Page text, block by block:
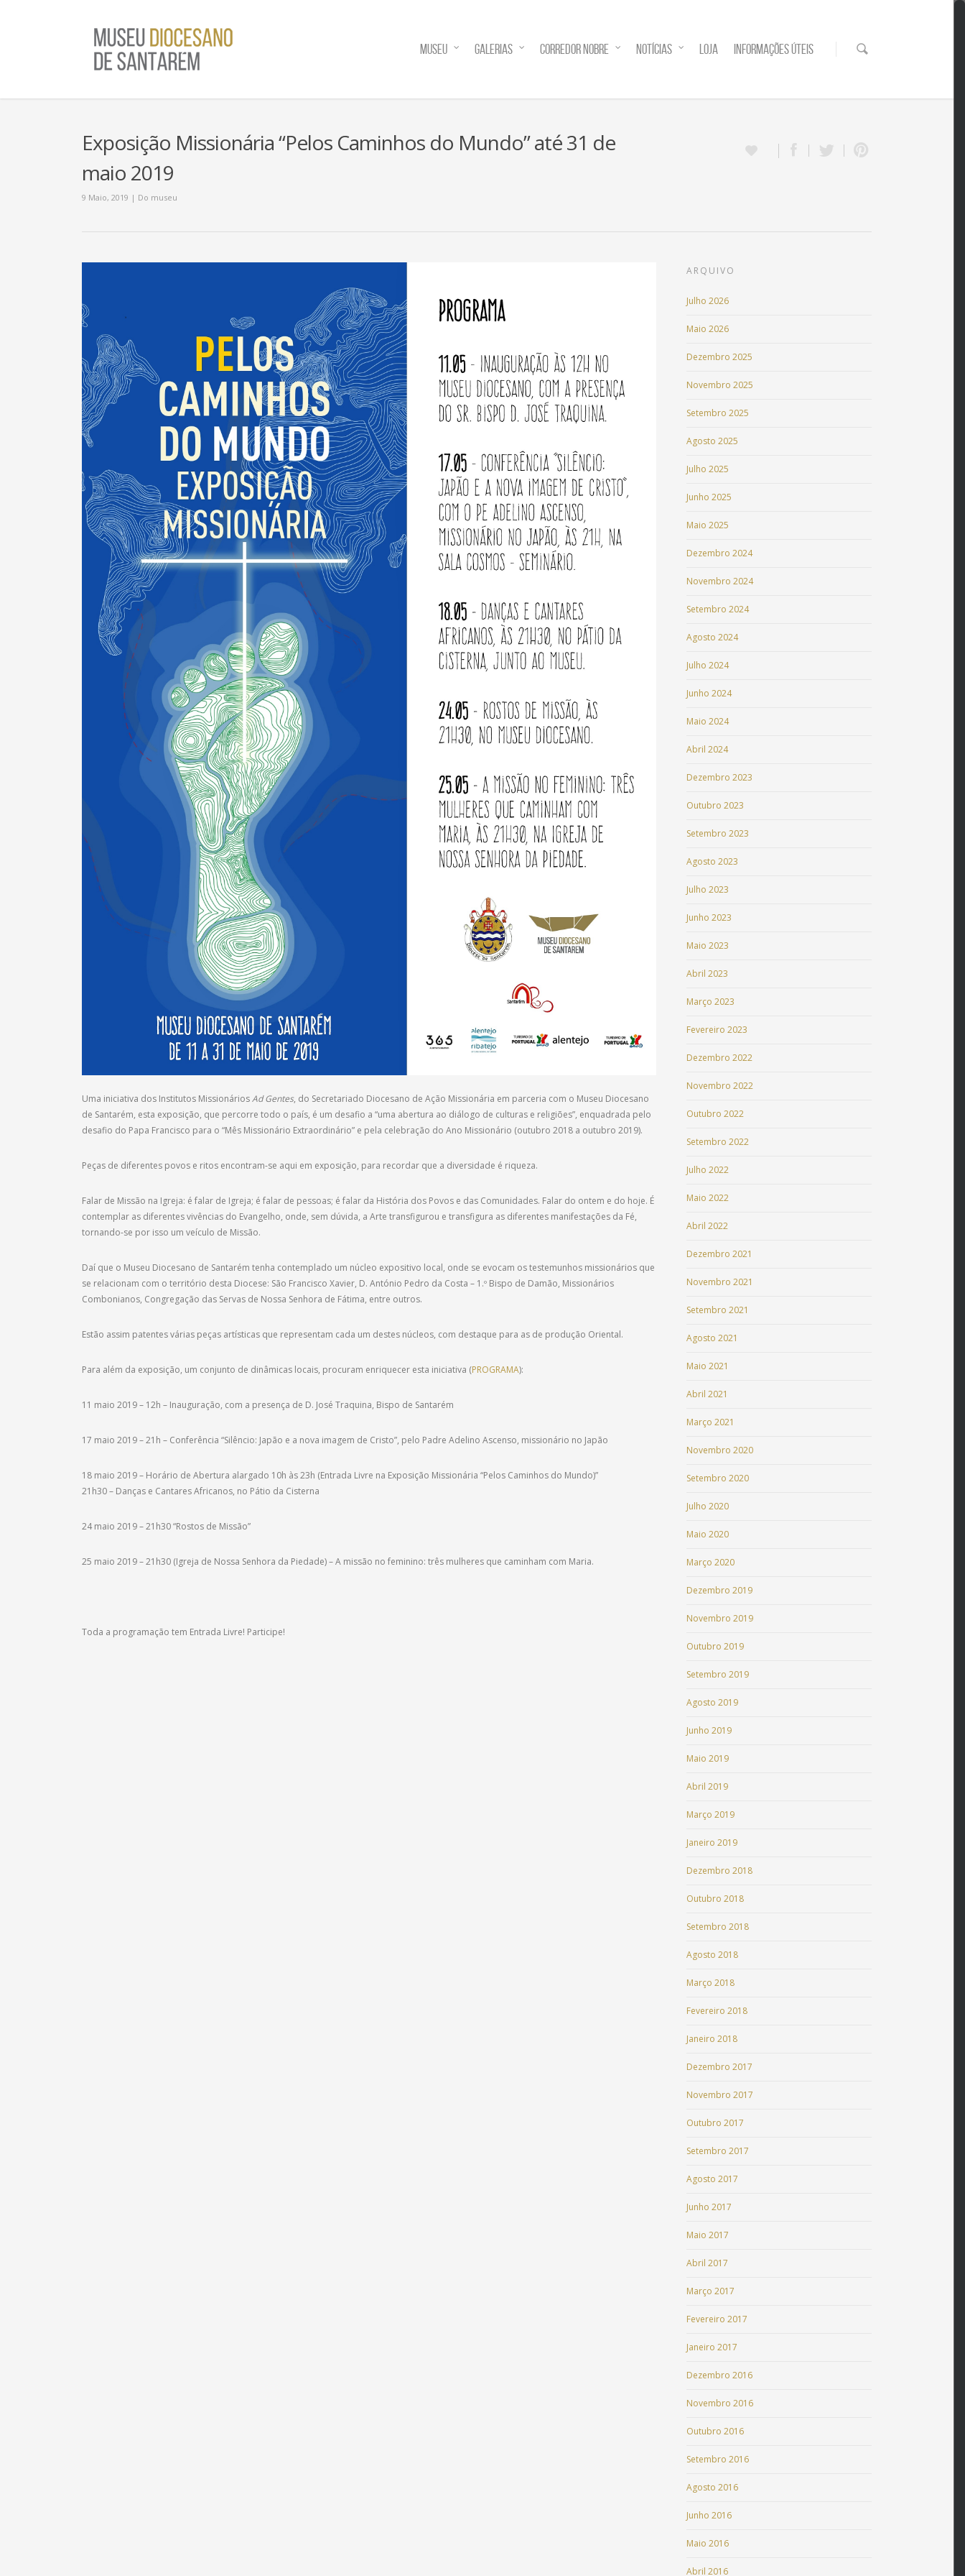
MUSEU GALERIAS CORREDOR NOBRE NOTÍCIAS LOJA INFORMAÇÕES ÚTEIS
Exposição Missionária “Pelos Caminhos do Mundo” até 31 de
maio 2019
9 Maio, 2019 | Do museu
Uma iniciativa dos Institutos MissionáriosAd Gentes, do Secretariado Diocesano de Ação Missionária em parceria com o Museu Diocesano
de Santarém, esta exposição, que percorre todo o país, é um desafio a “uma abertura ao diálogo de culturas e religiões”, enquadrada pelo
desafio do Papa Francisco para o “Mês Missionário Extraordinário” e pela celebração do Ano Missionário (outubro 2018 a outubro 2019).
Peças de diferentes povos e ritos encontram-se aqui em exposição, para recordar que a diversidade é riqueza.
Falar de Missão na Igreja: é falar de Igreja; é falar de pessoas; é falar da História dos Povos e das Comunidades. Falar do ontem e do hoje. É
contemplar as diferentes vivências do Evangelho, onde, sem dúvida, a Arte transfigurou e transfigura as diferentes manifestações da Fé,
tornando-se por isso um veículo de Missão.
Daí que o Museu Diocesano de Santarém tenha contemplado um núcleo expositivo local, onde se evocam os testemunhos missionários que
se relacionam com o território desta Diocese: São Francisco Xavier, D. António Pedro da Costa – 1.º Bispo de Damão, Missionários
Combonianos, Congregação das Servas de Nossa Senhora de Fátima, entre outros.
Estão assim patentes várias peças artísticas que representam cada um destes núcleos, com destaque para as de produção Oriental.
Para além da exposição, um conjunto de dinâmicas locais, procuram enriquecer esta iniciativa (PROGRAMA):
11 maio 2019 – 12h – Inauguração, com a presença de D. José Traquina, Bispo de Santarém
17 maio 2019 – 21h – Conferência “Silêncio: Japão e a nova imagem de Cristo”, pelo Padre Adelino Ascenso, missionário no Japão
18 maio 2019 – Horário de Abertura alargado 10h às 23h (Entrada Livre na Exposição Missionária “Pelos Caminhos do Mundo)”
21h30 – Danças e Cantares Africanos, no Pátio da Cisterna
24 maio 2019 – 21h30 “Rostos de Missão”
25 maio 2019 – 21h30 (Igreja de Nossa Senhora da Piedade) – A missão no feminino: três mulheres que caminham com Maria.
Toda a programação tem Entrada Livre! Participe!
ARQUIVO
Julho 2026
Maio 2026
Dezembro 2025
Novembro 2025
Setembro 2025
Agosto 2025
Julho 2025
Junho 2025
Maio 2025
Dezembro 2024
Novembro 2024
Setembro 2024
Agosto 2024
Julho 2024
Junho 2024
Maio 2024
Abril 2024
Dezembro 2023
Outubro 2023
Setembro 2023
Agosto 2023
Julho 2023
Junho 2023
Maio 2023
Abril 2023
Março 2023
Fevereiro 2023
Dezembro 2022
Novembro 2022
Outubro 2022
Setembro 2022
Julho 2022
Maio 2022
Abril 2022
Dezembro 2021
Novembro 2021
Setembro 2021
Agosto 2021
Maio 2021
Abril 2021
Março 2021
Novembro 2020
Setembro 2020
Julho 2020
Maio 2020
Março 2020
Dezembro 2019
Novembro 2019
Outubro 2019
Setembro 2019
Agosto 2019
Junho 2019
Maio 2019
Abril 2019
Março 2019
Janeiro 2019
Dezembro 2018
Outubro 2018
Setembro 2018
Agosto 2018
Março 2018
Fevereiro 2018
Janeiro 2018
Dezembro 2017
Novembro 2017
Outubro 2017
Setembro 2017
Agosto 2017
Junho 2017
Maio 2017
Abril 2017
Março 2017
Fevereiro 2017
Janeiro 2017
Dezembro 2016
Novembro 2016
Outubro 2016
Setembro 2016
Agosto 2016
Junho 2016
Maio 2016
Abril 2016